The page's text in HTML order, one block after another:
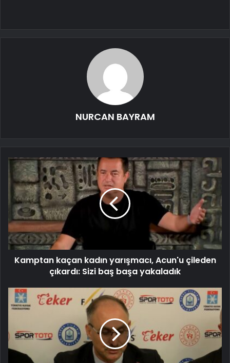
NURCAN BAYRAM
Kamptan kaçan kadın yarışmacı, Acun'u çileden
çıkardı: Sizi baş başa yakaladık